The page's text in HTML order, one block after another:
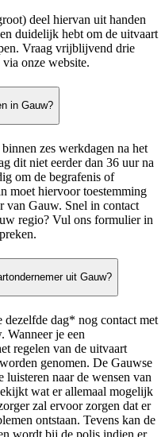
deel hiervan uit handen
duidelijk hebt om de uitvaart
Vraag vrijblijvend drie
onze website.
in Gauw?
zes werkdagen na het
dit niet eerder dan 36 uur na
om de begrafenis of
moet hiervoor toestemming
van Gauw. Snel in contact
regio? Vul ons formulier in
uit Gauw?
dezelfde dag* nog contact met
Wanneer je een
regelen van de uitvaart
genomen. De Gauwse
naar de wensen van
wat er allemaal mogelijk
zal ervoor zorgen dat er
ontstaan. Tevens kan de
wordt bij de polis indien er